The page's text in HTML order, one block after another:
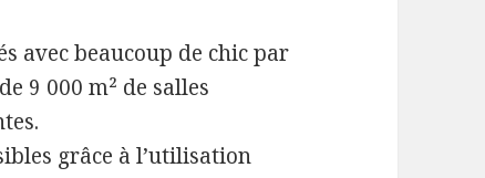
avec beaucoup de chic par
9 000 m² de salles
grâce à l’utilisation